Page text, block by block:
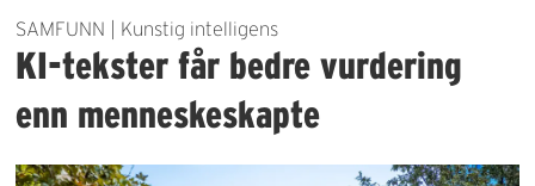
SAMFUNN | Kunstig intelligens
KI-tekster får bedre vurdering
enn menneskeskapte